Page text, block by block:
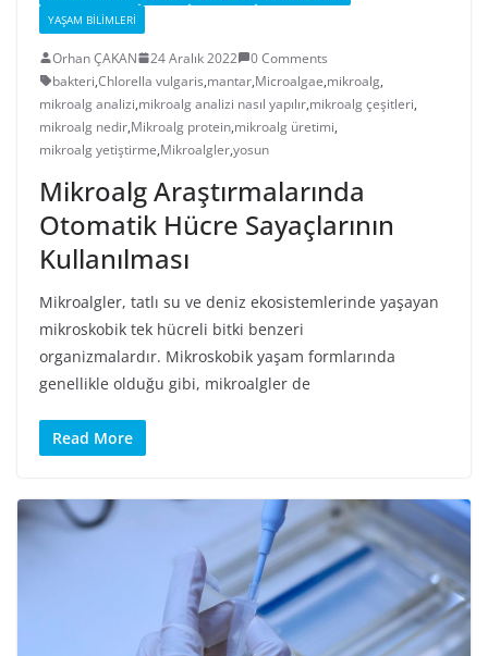
YAŞAM BILIMLERI
Orhan ÇAKAN 24 Aralık 2022
0 Comments
bakteri,Chlorella vulgaris,mantar,Microalgae,mikroalg,
mikroalg analizi,mikroalg analizi nasıl yapılır,mikroalg çeşitleri,
mikroalg nedir,Mikroalg protein,mikroalg üretimi,
mikroalg yetiştirme,Mikroalgler,yosun
Mikroalg Araştırmalarında
Otomatik Hücre Sayaçlarının
Kullanılması
Mikroalgler, tatlı su ve deniz ekosistemlerinde yaşayan
mikroskobik tek hücreli bitki benzeri
organizmalardır. Mikroskobik yaşam formlarında
genellikle olduğu gibi, mikroalgler de
Read More